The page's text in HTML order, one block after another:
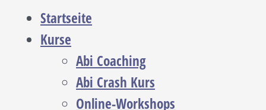
Startseite
Kurse
Abi Coaching
Abi Crash Kurs
Online-Workshops